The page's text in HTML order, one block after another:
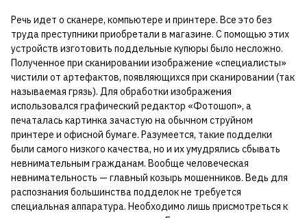
Речь идет о сканере, компьютере и принтере. Все это без
труда преступники приобретали в магазине. С помощью этих
устройств изготовить поддельные купюры было несложно.
Полученное при сканировании изображение «специалисты»
чистили от артефактов, появляющихся при сканировании (так
называемая грязь). Для обработки изображения
использовался графический редактор «Фотошоп», а
печаталась картинка зачастую на обычном струйном
принтере и офисной бумаге. Разумеется, такие подделки
были самого низкого качества, но и их умудрялись сбывать
невнимательным гражданам. Вообще человеческая
невнимательность — главный козырь мошенников. Ведь для
распознания большинства подделок не требуется
специальная аппаратура. Необходимо лишь присмотреться к